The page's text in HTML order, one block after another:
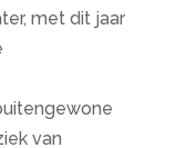
met dit jaar
van